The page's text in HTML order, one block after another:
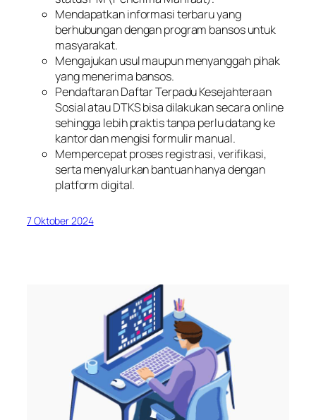
Mendapatkan informasi terbaru yang
berhubungan dengan program bansos untuk
masyarakat.
Mengajukan usul maupun menyanggah pihak
yang menerima bansos.
Pendaftaran Daftar Terpadu Kesejahteraan
Sosial atau DTKS bisa dilakukan secara online
sehingga lebih praktis tanpa perlu datang ke
kantor dan mengisi formulir manual.
Mempercepat proses registrasi, verifikasi,
serta menyalurkan bantuan hanya dengan
platform digital.
7 Oktober 2024